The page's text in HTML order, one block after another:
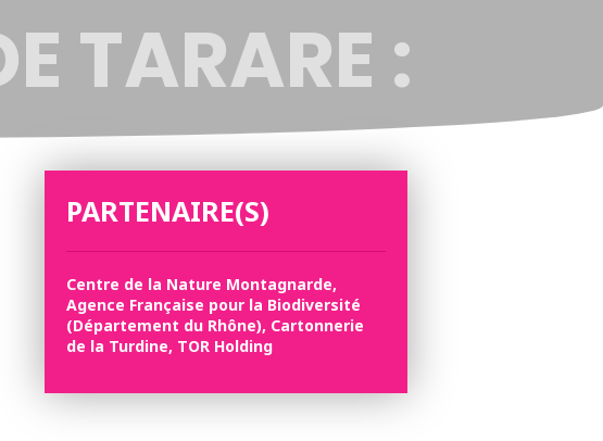
TARARE :
PARTENAIRE(S)
Centre de la Nature Montagnarde,
Agence Française pour la Biodiversité
(Département du Rhône), Cartonnerie
de la Turdine, TOR Holding